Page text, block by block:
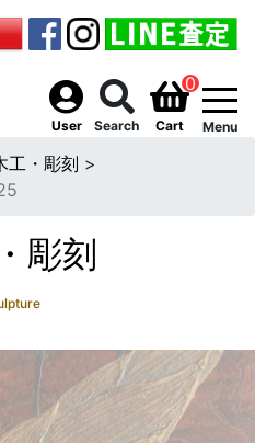
User Search
0
Cart Menu
工・彫刻 >
彫刻